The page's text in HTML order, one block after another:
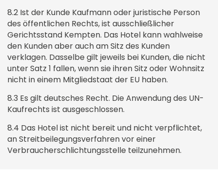
8.2 Ist der Kunde Kaufmann oder juristische Person
des öffentlichen Rechts, ist ausschließlicher
Gerichtsstand Kempten. Das Hotel kann wahlweise
den Kunden aber auch am Sitz des Kunden
verklagen. Dasselbe gilt jeweils bei Kunden, die nicht
unter Satz 1 fallen, wenn sie ihren Sitz oder Wohnsitz
nicht in einem Mitgliedstaat der EU haben.
8.3 Es gilt deutsches Recht. Die Anwendung des UN-
Kaufrechts ist ausgeschlossen.
8.4 Das Hotel ist nicht bereit und nicht verpflichtet,
an Streitbeilegungsverfahren vor einer
Verbraucherschlichtungsstelle teilzunehmen.